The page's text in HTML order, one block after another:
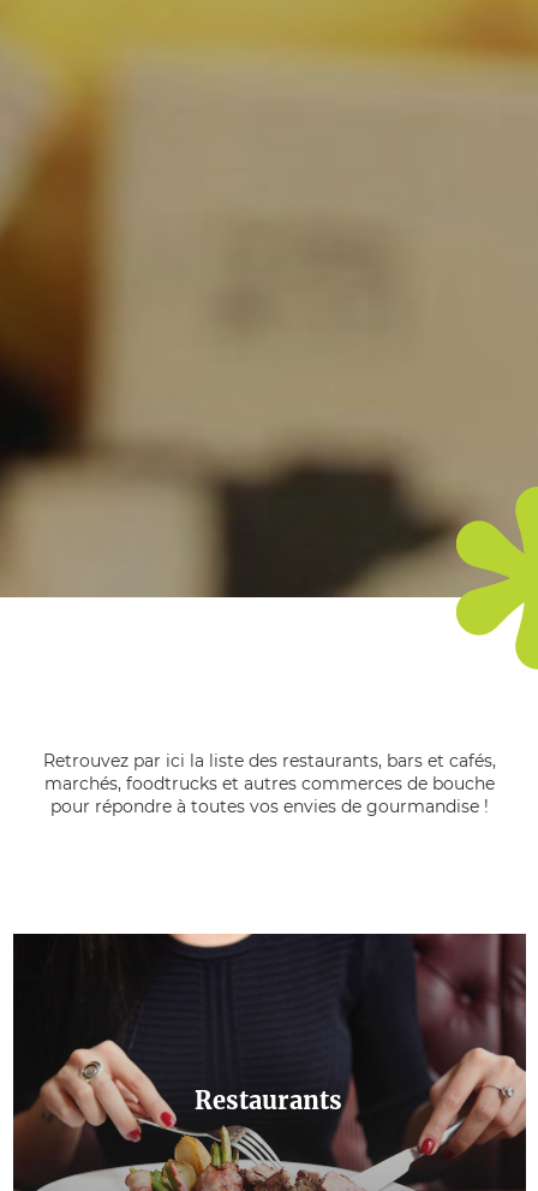
Retrouvez par ici la liste des restaurants, bars et cafés,
marchés, foodtrucks et autres commerces de bouche
pour répondre à toutes vos envies de gourmandise !
Restaurants